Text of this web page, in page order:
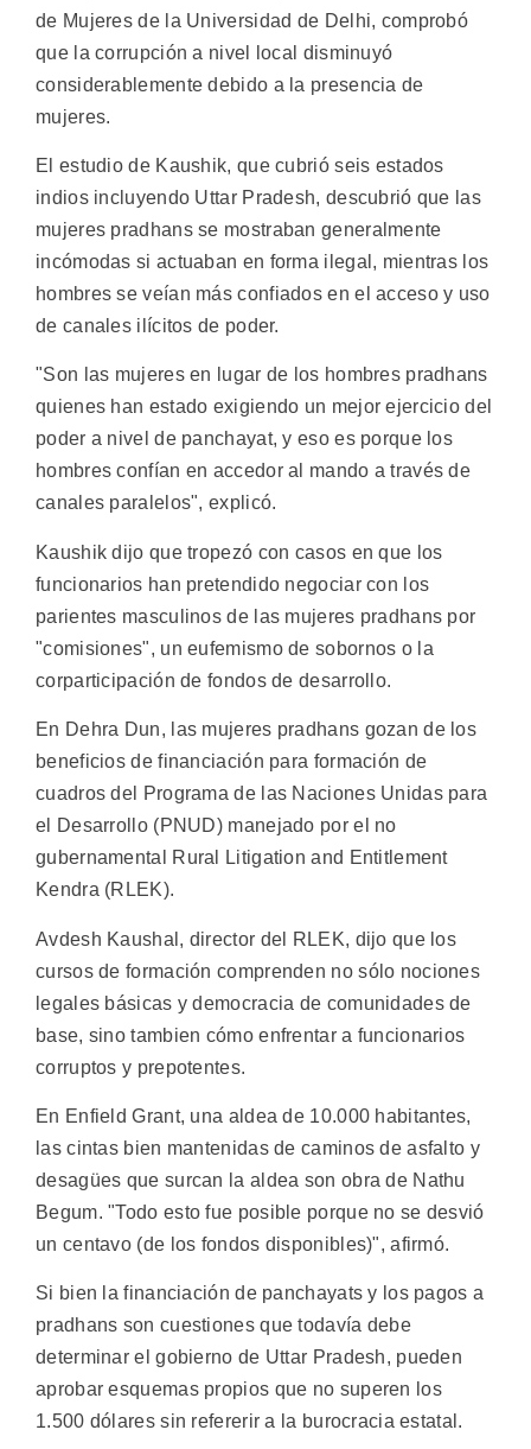
de Mujeres de la Universidad de Delhi, comprobó
que la corrupción a nivel local disminuyó
considerablemente debido a la presencia de
mujeres.
El estudio de Kaushik, que cubrió seis estados
indios incluyendo Uttar Pradesh, descubrió que las
mujeres pradhans se mostraban generalmente
incómodas si actuaban en forma ilegal, mientras los
hombres se veían más confiados en el acceso y uso
de canales ilícitos de poder.
"Son las mujeres en lugar de los hombres pradhans
quienes han estado exigiendo un mejor ejercicio del
poder a nivel de panchayat, y eso es porque los
hombres confían en accedor al mando a través de
canales paralelos", explicó.
Kaushik dijo que tropezó con casos en que los
funcionarios han pretendido negociar con los
parientes masculinos de las mujeres pradhans por
"comisiones", un eufemismo de sobornos o la
corparticipación de fondos de desarrollo.
En Dehra Dun, las mujeres pradhans gozan de los
beneficios de financiación para formación de
cuadros del Programa de las Naciones Unidas para
el Desarrollo (PNUD) manejado por el no
gubernamental Rural Litigation and Entitlement
Kendra (RLEK).
Avdesh Kaushal, director del RLEK, dijo que los
cursos de formación comprenden no sólo nociones
legales básicas y democracia de comunidades de
base, sino tambien cómo enfrentar a funcionarios
corruptos y prepotentes.
En Enfield Grant, una aldea de 10.000 habitantes,
las cintas bien mantenidas de caminos de asfalto y
desagües que surcan la aldea son obra de Nathu
Begum. "Todo esto fue posible porque no se desvió
un centavo (de los fondos disponibles)", afirmó.
Si bien la financiación de panchayats y los pagos a
pradhans son cuestiones que todavía debe
determinar el gobierno de Uttar Pradesh, pueden
aprobar esquemas propios que no superen los
1.500 dólares sin refererir a la burocracia estatal.